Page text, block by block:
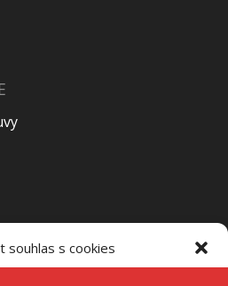
souhlas s cookies
– 15:00